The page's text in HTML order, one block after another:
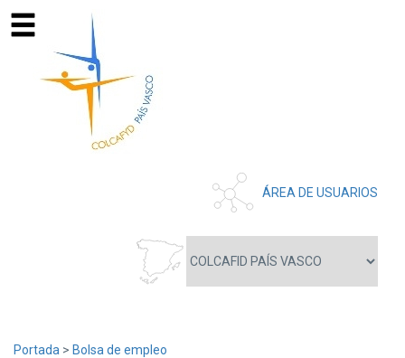
ÁREA DE USUARIOS
Portada > Bolsa de empleo